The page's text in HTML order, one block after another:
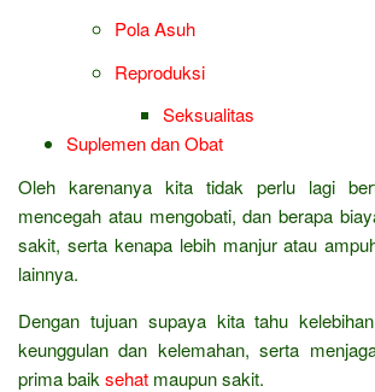
Pola Asuh
Reproduksi
Seksualitas
Suplemen dan Obat
Oleh karenanya kita tidak perlu lagi
mencegah atau mengobati, dan berapa
sakit, serta kenapa lebih manjur atau
lainnya.
Dengan tujuan supaya kita tahu
keunggulan dan kelemahan, serta
prima baik sehat maupun sakit.